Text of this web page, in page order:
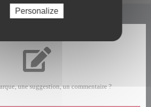
une suggestion, un commentaire ?
Personalize